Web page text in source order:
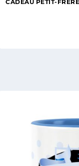
CADEAU PETIT-